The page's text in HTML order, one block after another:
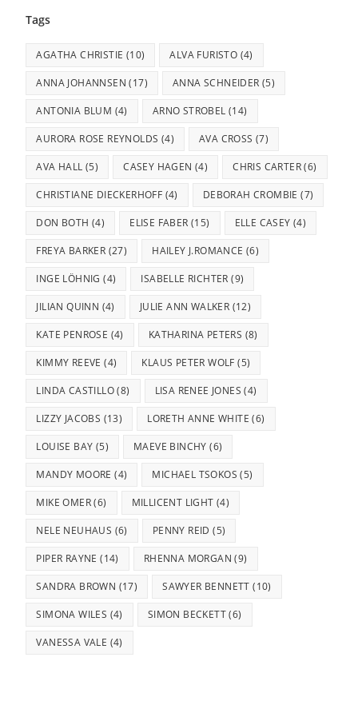
Tags
AGATHA CHRISTIE (10) ALVA FURISTO (4)
ANNA JOHANNSEN (17) ANNA SCHNEIDER (5)
ANTONIA BLUM (4) ARNO STROBEL (14)
AURORA ROSE REYNOLDS (4) AVA CROSS (7)
AVA HALL (5) CASEY HAGEN (4) CHRIS CARTER(6)
CHRISTIANE DIECKERHOFF (4) DEBORAH CROMBIE (7)
DON BOTH (4) ELISE FABER (15) ELLE CASEY (4)
FREYA BARKER (27) HAILEY J.ROMANCE (6)
INGE LÖHNIG (4) ISABELLE RICHTER (9)
JILIAN QUINN (4) JULIE ANN WALKER (12)
KATE PENROSE (4) KATHARINA PETERS (8)
KIMMY REEVE (4) KLAUS PETER WOLF (5)
LINDA CASTILLO(8) LISA RENEE JONES (4)
LIZZY JACOBS (13) LORETH ANNE WHITE (6)
LOUISE BAY (5) MAEVE BINCHY (6)
MANDY MOORE (4) MICHAEL TSOKOS (5)
MIKE OMER(6) MILLICENT LIGHT (4)
NELE NEUHAUS (6) PENNY REID (5)
PIPER RAYNE (14) RHENNA MORGAN (9)
SANDRA BROWN (17) SAWYER BENNETT (10)
SIMONA WILES (4) SIMON BECKETT(6)
VANESSA VALE (4)